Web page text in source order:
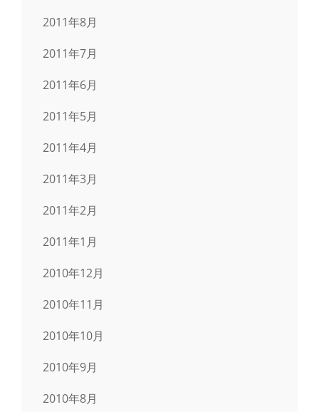
2011年8月
2011年7月
2011年6月
2011年5月
2011年4月
2011年3月
2011年2月
2011年1月
2010年12月
2010年11月
2010年10月
2010年9月
2010年8月